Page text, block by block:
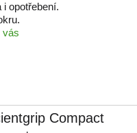
i opotřebení.
vás
Compact